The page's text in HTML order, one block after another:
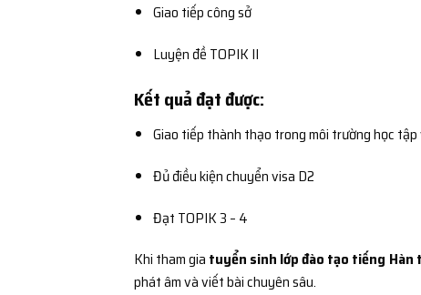
Giao tiếp công sở
Luyện đề TOPIK II
Kết quả đạt được:
Giao tiếp thành thạo trong môi trường học tập
Đủ điều kiện chuyển visa D2
Đạt TOPIK 3 – 4
Khi tham gia tuyển sinh lớp đào tạo tiếng Hàn
phát âm và viết bài chuyên sâu.